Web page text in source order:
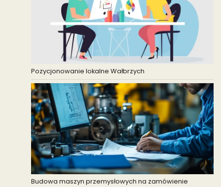
Pozycjonowanie lokalne Wałbrzych
Budowa maszyn przemysłowych na zamówienie